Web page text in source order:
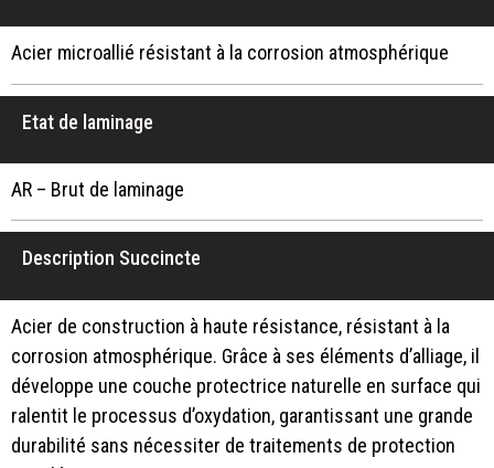
Acier microallié résistant à la corrosion atmosphérique
Etat de laminage
AR – Brut de laminage
Description Succincte
Acier de construction à haute résistance, résistant à la
corrosion atmosphérique. Grâce à ses éléments d’alliage, il
développe une couche protectrice naturelle en surface qui
ralentit le processus d’oxydation, garantissant une grande
durabilité sans nécessiter de traitements de protection